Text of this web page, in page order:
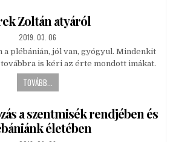
Zoltán atyáról
PUBLISHED
DATE:
2019. 03. 06
a plébánián, jól van, gyógyul. Mindenkit
is kéri az érte mondott imákat.
TOVÁBB...
a szentmisék rendjében és
életében